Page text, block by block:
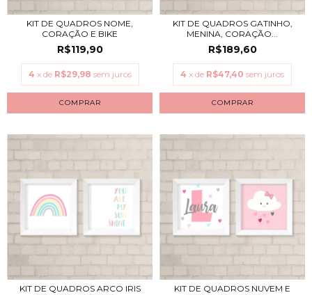
KIT DE QUADROS NOME,
CORAÇÃO E BIKE
R$119,90
4 x de R$29,98 sem juros
COMPRAR
KIT DE QUADROS GATINHO,
MENINA, CORAÇÃO...
R$189,60
4 x de R$47,40 sem juros
COMPRAR
KIT DE QUADROS ARCO IRIS
KIT DE QUADROS NUVEM E